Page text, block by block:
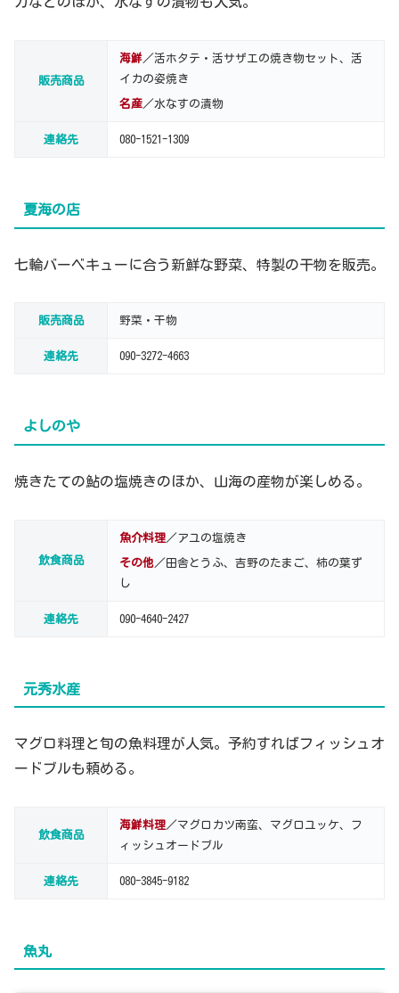
販売商品
海鮮／活ホタテ・活サザエの焼き物セット、活
イカの姿焼き
名産／水なすの漬物
連絡先 080-1521-1309
夏海の店
七輪バーベキューに合う新鮮な野菜、特製の干物を販売。
販売商品 野菜・干物
連絡先 090-3272-4663
よしのや
焼きたての鮎の塩焼きのほか、山海の産物が楽しめる。
飲食商品
魚介料理／アユの塩焼き
その他／田舎とうふ、吉野のたまご、柿の葉ず
し
連絡先 090-4640-2427
元秀水産
マグロ料理と旬の魚料理が人気。予約すればフィッシュオ
ードブルも頼める。
飲食商品
海鮮料理／マグロカツ南蛮、マグロユッケ、フ
ィッシュオードブル
連絡先 080-3845-9182
魚丸